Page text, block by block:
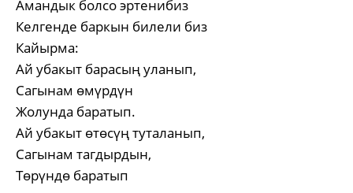
Амандык болсо эртенибиз
Келгенде баркын билели биз
Кайырма:
Ай убакыт барасың уланып,
Сагынам өмүрдүн
Жолунда баратып.
Ай убакыт өтөсүң туталанып,
Сагынам тагдырдын,
Төрүндө баратып